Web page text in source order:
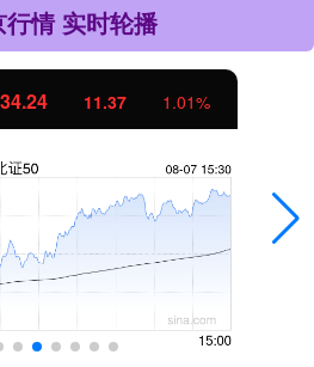
情 实时轮播
11.37 1.01%